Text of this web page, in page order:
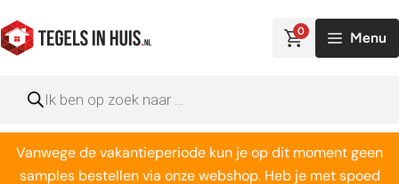
naar
de
0 Menu
zoeken
Vanwege de vakantieperiode kun je op dit moment geen
samples bestellen via onze webshop. Heb je met spoed